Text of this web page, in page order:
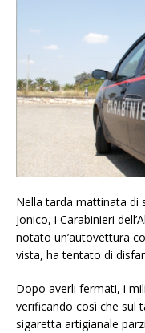
Nella tarda mattinata di
Jonico, i Carabinieri
notato un’autovettura
vista, ha tentato di
Dopo averli fermati, i
verificando così che sul
sigaretta artigianale